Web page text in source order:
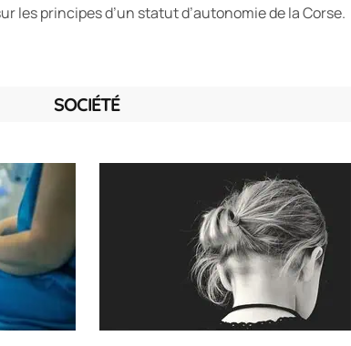
les principes d’un statut d’autonomie de la Corse.
SOCIÉTÉ